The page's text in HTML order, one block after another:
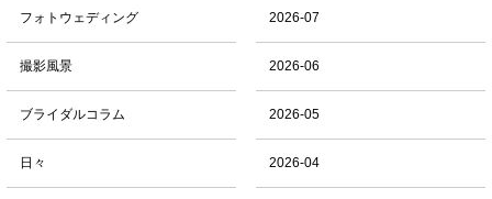
フォトウェディング
撮影風景
ブライダルコラム
日々
2026-07
2026-06
2026-05
2026-04